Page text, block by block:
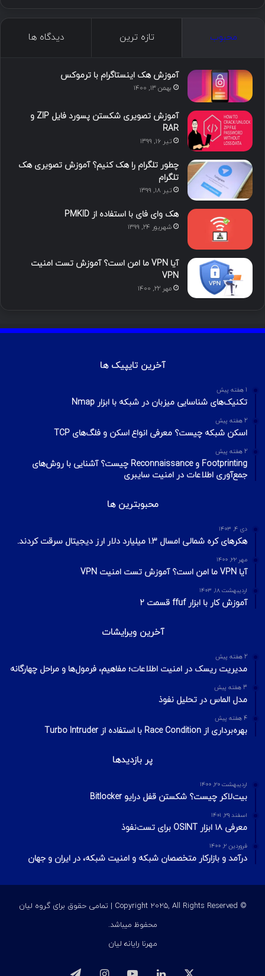
د
ی
ن
و
ت
گ
ا
ا
محبوب تازه ترین دیدگاه ها
آموزش هک اینستاگرام با ترموکس
بهمن ۱۳, ۱۴۰۰
آموزش تصویری شکستن پسورد فایل ZIP و
RAR
تیر ۱۶, ۱۳۹۹
چطور تلگرام را هک کنیم؟ آموزش تصویری هک
تلگرام
تیر ۱۸, ۱۳۹۹
هک وای فای با استفاده از PMKID
شهریور ۲۴, ۱۳۹۹
آیا VPN ما امن است؟ آموزش تست امنیت
VPN
مهر ۲۲, ۱۴۰۰
آخرین تایپیک ها
1 هفته پیش
تکنیک‌های شناسایی میزبان در شبکه با ابزار Nmap
2 هفته پیش
اسکن شبکه چیست؟ معرفی انواع اسکن و فلگ‌های TCP
2 هفته پیش
Footprinting و Reconnaissance چیست؟ آشنایی با روش‌های
جمع‌آوری اطلاعات در امنیت سایبری
محبوبترین ها
دی ۴, ۱۴۰۳
هکرهای کره شمالی امسال ۱.۳ میلیارد دلار ارز دیجیتال سرقت کردند.
مهر ۲۲, ۱۴۰۰
آیا VPN ما امن است؟ آموزش تست امنیت VPN
اردیبهشت ۱۸, ۱۴۰۳
آموزش کار با ابزار ffuf قسمت ۲
آخرین ویرایشات
2 هفته پیش
مدیریت ریسک در امنیت اطلاعات؛ مفاهیم، فرمول‌ها و مراحل چهارگانه
3 هفته پیش
مدل الماس در تحلیل نفوذ
4 هفته پیش
بهره‌برداری از Race Condition با استفاده از Turbo Intruder
پر بازدیدها
اردیبهشت ۲۰, ۱۴۰۰
بیت‌لاکر چیست؟ شکستن قفل درایو Bitlocker
اسفند ۲۹, ۱۴۰۱
معرفی ۱۸ ابزار OSINT برای تست‌نفوذ
فروردین ۲, ۱۴۰۰
درآمد و بازارکار متخصصان شبکه و امنیت شبکه، در ایران و جهان
© Copyright 2025, All Rights Reserved | تمامی حقوق برای گروه لیان
محفوظ میباشد.
مهرنا رایانه لیان